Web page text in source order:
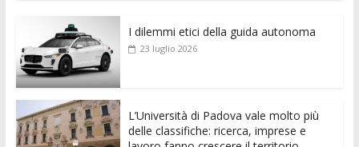
e
b
o
o
k
itt
er
ai
l s
p
ss
e
er
di e di
I dilemmi etici della guida autonoma
23 luglio 2026
L’Università di Padova vale molto più
delle classifiche: ricerca, imprese e